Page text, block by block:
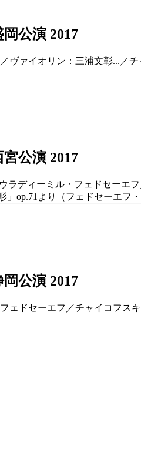
公演 2017
ァイオリン：三浦文彰...／
公演 2017
ディーミル・フェドセーエ
op.71より（フェドセーエフ
公演 2017
ドセーエフ／チャイコフス